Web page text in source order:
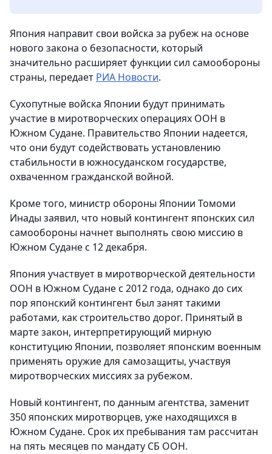
Япония направит свои войска за рубеж на основе
нового закона о безопасности, который
значительно расширяет функции сил самообороны
страны, передает РИА Новости.
Сухопутные войска Японии будут принимать
участие в миротворческих операциях ООН в
Южном Судане. Правительство Японии надеется,
что они будут содействовать установлению
стабильности в южносуданском государстве,
охваченном гражданской войной.
Кроме того, министр обороны Японии Томоми
Инады заявил, что новый контингент японских сил
самообороны начнет выполнять свою миссию в
Южном Судане с 12 декабря.
Япония участвует в миротворческой деятельности
ООН в Южном Судане с 2012 года, однако до сих
пор японский контингент был занят такими
работами, как строительство дорог. Принятый в
марте закон, интерпретирующий мирную
конституцию Японии, позволяет японским военным
применять оружие для самозащиты, участвуя
миротворческих миссиях за рубежом.
Новый контингент, по данным агентства, заменит
350 японских миротворцев, уже находящихся в
Южном Судане. Срок их пребывания там рассчитан
на пять месяцев по мандату СБ ООН.